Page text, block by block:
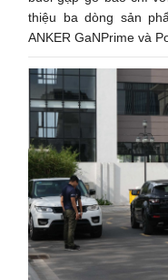
thiệu ba dòng sản
ANKER GaNPrime và